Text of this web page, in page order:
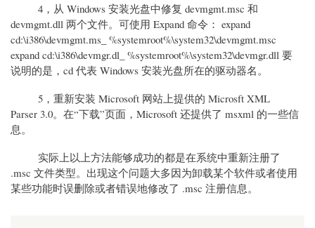
4，从 Windows 安装光盘中修复 devmgmt.msc 和
devmgmt.dll 两个文件。可使用 Expand 命令： expand
cd:\i386\devmgmt.ms_ %systemroot%\system32\devmgmt.msc
expand cd:\i386\devmgr.dl_ %systemroot%\system32\devmgr.dll 要
说明的是，cd 代表 Windows 安装光盘所在的驱动器名。
5，重新安装 Microsoft 网站上提供的 Microsft XML
Parser 3.0。在“下载”页面，Microsoft 还提供了 msxml 的一些信
息。
实际上以上方法能够成功的都是在系统中重新注册了
.msc 文件类型。出现这个问题大多因为卸载某个软件或者使用
某些功能时误删除或者错误地修改了 .msc 注册信息。